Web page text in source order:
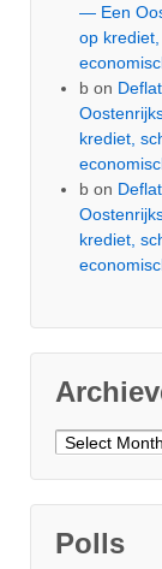
— Een
op
b on
krediet,
b on
krediet,
Archieven
Polls